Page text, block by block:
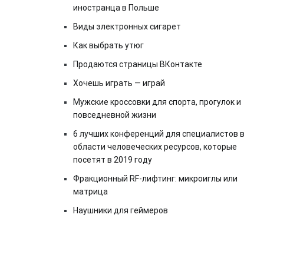
иностранца в Польше
Виды электронных сигарет
Как выбрать утюг
Продаются страницы ВКонтакте
Хочешь играть — играй
Мужские кроссовки для спорта, прогулок и
повседневной жизни
6 лучших конференций для специалистов в
области человеческих ресурсов, которые
посетят в 2019 году
Фракционный RF-лифтинг: микроиглы или
матрица
Наушники для геймеров